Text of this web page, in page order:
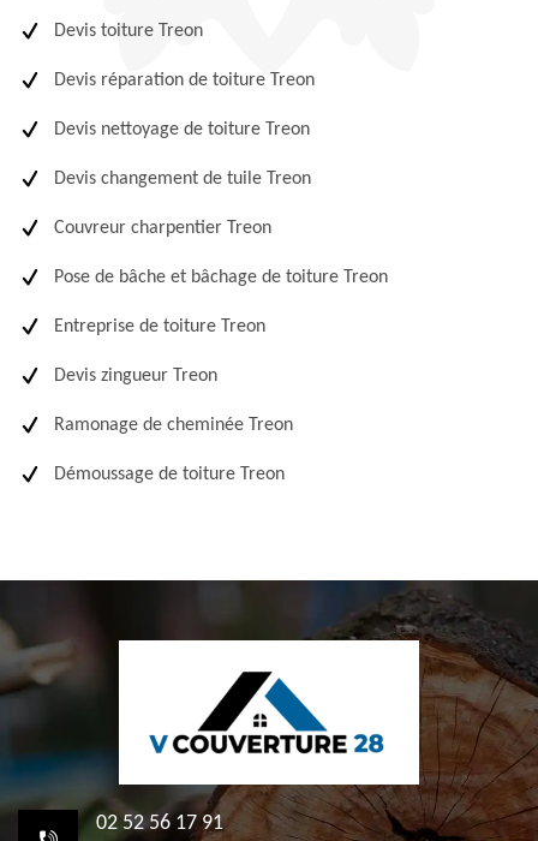
Devis toiture Treon
Devis réparation de toiture Treon
Devis nettoyage de toiture Treon
Devis changement de tuile Treon
Couvreur charpentier Treon
Pose de bâche et bâchage de toiture Treon
Entreprise de toiture Treon
Devis zingueur Treon
Ramonage de cheminée Treon
Démoussage de toiture Treon
02 52 56 17 91